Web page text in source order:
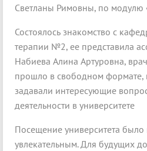
Светланы Римовны, по модулю
Состоялось знакомство с
терапии №2, ее представила
Набиева Алина Артуровна,
прошло в свободном формате,
задавали интересующие
деятельности в университете
Посещение университета
увлекательным. Для будущих